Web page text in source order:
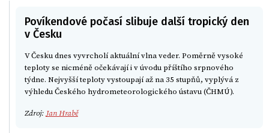
Povíkendové počasí slibuje další tropický den
v Česku
V Česku dnes vyvrcholí aktuální vlna veder. Poměrně vysoké
teploty se nicméně očekávají i v úvodu příštího srpnového
týdne. Nejvyšší teploty vystoupají až na 35 stupňů, vyplývá z
výhledu Českého hydrometeorologického ústavu (ČHMÚ).
Zdroj:Jan Hrabě